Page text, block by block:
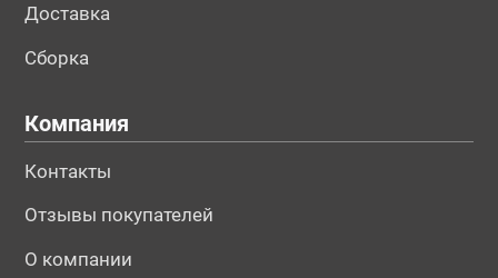
Доставка
Сборка
Компания
Контакты
Отзывы покупателей
О компании